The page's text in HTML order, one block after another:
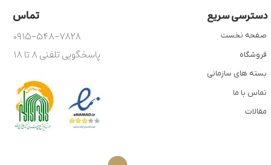
دسترسی سریع تماس
۰۹۱۵-۵۴۸-۷۸۲۸
پاسخگویی تلفنی ۸ تا ۱۸
صفحه نخست
فروشگاه
بسته های سازمانی
تماس با ما
مقالات